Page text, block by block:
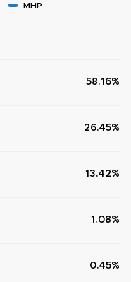
MHP
58.16%
26.45%
13.42%
1.08%
0.45%